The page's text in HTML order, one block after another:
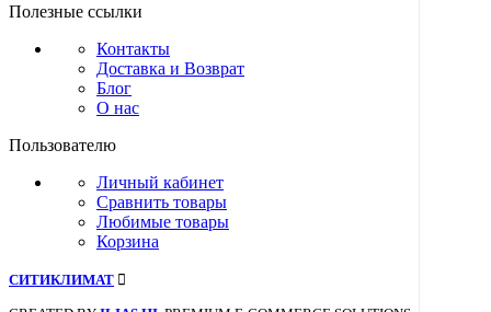
Полезные ссылки
Контакты
Доставка и Возврат
Блог
О нас
Пользователю
Личный кабинет
Сравнить товары
Любимые товары
Корзина
СИТИКЛИМАТ